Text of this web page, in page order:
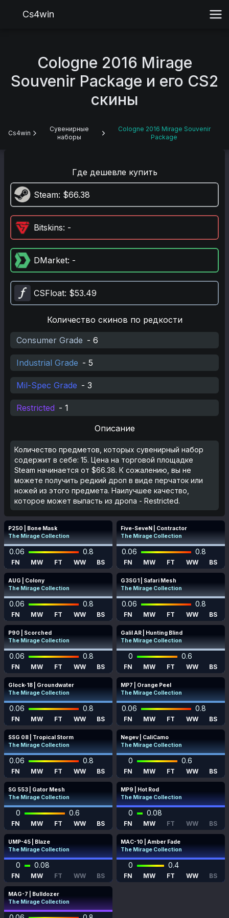
Cs4win
Cologne 2016 Mirage
Souvenir Package и его CS2
скины
Cs4win
Сувенирные
наборы
Cologne 2016 Mirage Souvenir
Package
Где дешевле купить
Steam: $66.38
Bitskins: -
DMarket: -
CSFloat: $53.49
Количество скинов по редкости
Consumer Grade - 6
Industrial Grade - 5
Mil-Spec Grade - 3
Restricted - 1
Описание
Количество предметов, которых сувенирный набор
содержит в себе: 15. Цена на торговой площадке
Steam начинается от $66.38. К сожалению, вы не
можете получить редкий дроп в виде перчаток или
ножей из этого предмета. Наилучшее качество,
которое может выпасть из дропа - Restricted.
P250 | Bone Mask
The Mirage Collection
0.06 0.8
FN MW FT WW BS
Five-SeveN | Contractor
The Mirage Collection
0.06 0.8
FN MW FT WW BS
AUG | Colony
The Mirage Collection
0.06 0.8
FN MW FT WW BS
G3SG1 | Safari Mesh
The Mirage Collection
0.06 0.8
FN MW FT WW BS
P90 | Scorched
The Mirage Collection
0.06 0.8
FN MW FT WW BS
Galil AR | Hunting Blind
The Mirage Collection
0 0.6
FN MW FT WW BS
Glock-18 | Groundwater
The Mirage Collection
0.06 0.8
FN MW FT WW BS
MP7 | Orange Peel
The Mirage Collection
0.06 0.8
FN MW FT WW BS
SSG 08 | Tropical Storm
The Mirage Collection
0.06 0.8
FN MW FT WW BS
Negev | CaliCamo
The Mirage Collection
0 0.6
FN MW FT WW BS
SG 553 | Gator Mesh
The Mirage Collection
0 0.6
FN MW FT WW BS
MP9 | Hot Rod
The Mirage Collection
0 0.08
FN MW FT WW BS
UMP-45 | Blaze
The Mirage Collection
0 0.08
FN MW FT WW BS
MAC-10 | Amber Fade
The Mirage Collection
0 0.4
FN MW FT WW BS
MAG-7 | Bulldozer
The Mirage Collection